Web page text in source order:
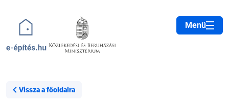
Menü
Vissza a főoldalra